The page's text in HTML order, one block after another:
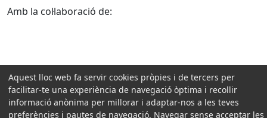
Amb la col·laboració de:
Aquest lloc web fa servir cookies pròpies i de tercers per
facilitar-te una experiència de navegació òptima i recollir
informació anònima per millorar i adaptar-nos a les teves
preferències i pautes de navegació. Navegar sense acceptar les